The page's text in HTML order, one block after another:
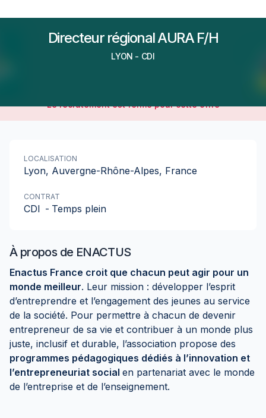
Directeur régional AURA F/H
LYON - CDI
Le recrutement est fermé pour cette offre
À propos de ENACTUS
Enactus France croit que chacun peut agir pour un
monde meilleur. Leur mission : développer l’esprit
d’entreprendre et l’engagement des jeunes au service
de la société. Pour permettre à chacun de devenir
entrepreneur de sa vie et contribuer à un monde plus
juste, inclusif et durable, l’association propose des
programmes pédagogiques dédiés à l’innovation et
l’entrepreneuriat social en partenariat avec le monde
de l’entreprise et de l’enseignement.
LOCALISATION
Lyon, Auvergne-Rhône-Alpes, France
CONTRAT
CDI - Temps plein